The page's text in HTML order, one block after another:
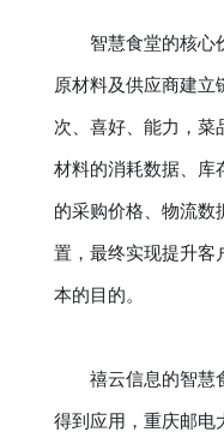
智慧食堂的核心价
原材料及供应商建立
次、喜好、能力，菜
材料的消耗数据、库
的采购价格、物流数
置，最终实现提升客
本的目的。
禧云信息的智慧食
得到应用，重庆邮电